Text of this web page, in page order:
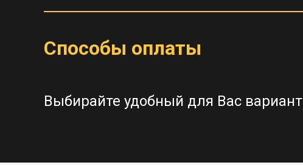
Выбирайте удобный для Вас вариант
Способы оплаты